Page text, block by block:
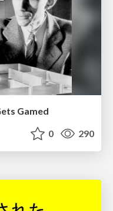
Gamed
0 290